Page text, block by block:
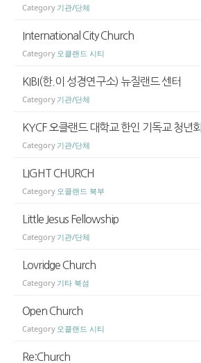
Category 기관/단체
International City Church
Category 오클랜드 시티
KIBI(한.이 성경연구소) 뉴질랜드 센터
Category 기관/단체
KYCF 오클랜드 대학교 한인 기독교 청년회
Category 기관/단체
LIGHT CHURCH
Category 오클랜드 북부
Little Jesus Fellowship
Category 기관/단체
Lovridge Church
Category 기타 북섬
Open Church
Category 오클랜드 시티
Re:Church